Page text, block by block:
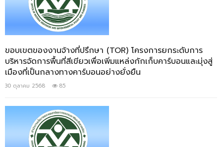
ขอบเขตของงานจ้างที่ปรึกษา (TOR) โครงการยกระดับการ
บริหารจัดการพื้นที่สีเขียวเพื่อเพิ่มแหล่งกักเก็บคาร์บอนและมุ่งสู่
เมืองที่เป็นกลางทางคาร์บอนอย่างยั่งยืน
30 ตุลาคม 2568 85